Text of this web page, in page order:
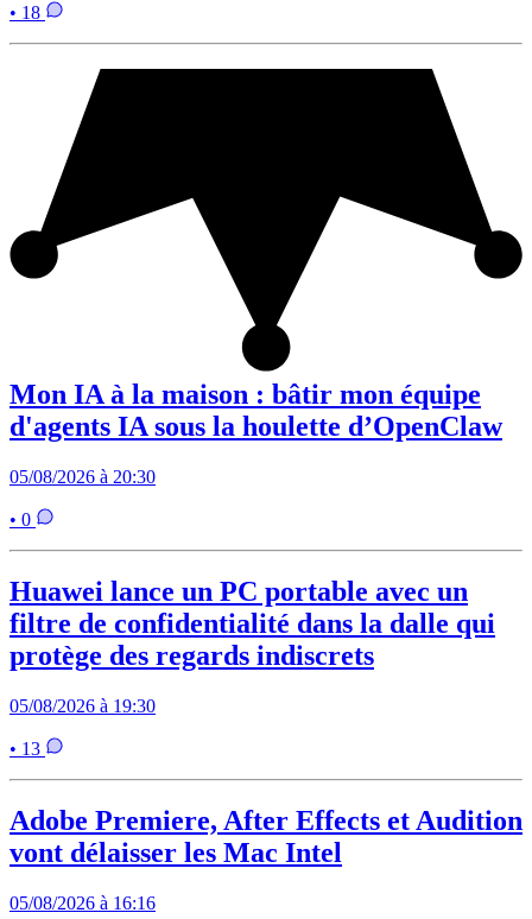
• 18
Mon IA à la maison : bâtir mon équipe
d'agents IA sous la houlette d’OpenClaw
05/08/2026 à 20:30
• 0
Huawei lance un PC portable avec un
filtre de confidentialité dans la dalle qui
protège des regards indiscrets
05/08/2026 à 19:30
• 13
Adobe Premiere, After Effects et Audition
vont délaisser les Mac Intel
05/08/2026 à 16:16